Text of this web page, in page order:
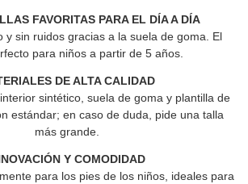
FAVORITAS PARA EL DÍA A DÍA
y sin ruidos gracias a la suela de goma. El
para niños a partir de 5 años.
DE ALTA CALIDAD
sintético, suela de goma y plantilla de
estándar; en caso de duda, pide una talla
más grande.
Y COMODIDAD
para los pies de los niños, ideales para